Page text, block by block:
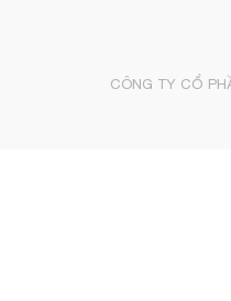
CÔNG TY CỔ